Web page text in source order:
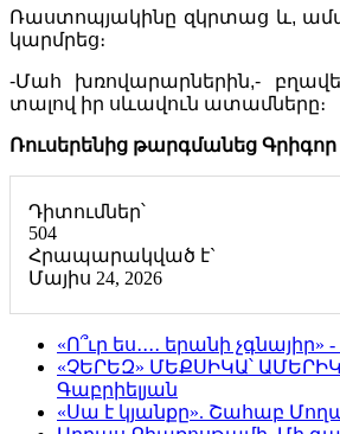
Ռաստոպյակինը զկրտաց և,
կարմրեց։
-Մահ խռովարարներին,- բղավեց
տալով իր սևավուն ատամները։
Ռուսերենից թարգմանեց Գրիգոր
Դիտումներ՝
504
Հրապարակված է`
Մայիս 24, 2026
«Ո՞ւր ես․․․․ երանի
«ՉԵՐԵԶ» ՄԵՔՍԻԿԱ՝
Գաբրիելյան
«Սա է կյանքը». Շահաբ